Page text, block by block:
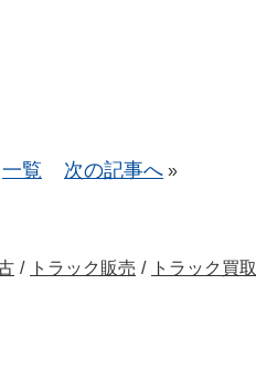
一覧 次の記事へ »
/ トラック販売 / トラック買取